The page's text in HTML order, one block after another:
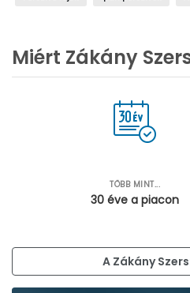
Miért Zákány
TÖBB MINT...
30 éve a piacon
A Zákány